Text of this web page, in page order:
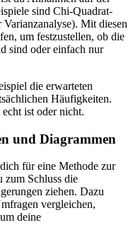
sind Chi-Quadrat-
Mit diesen
um festzustellen, ob die
sind oder einfach nur
die erwarteten
Häufigkeiten.
ist oder nicht.
und Diagrammen
für eine Methode zur
zum Schluss die
ziehen. Dazu
vergleichen,
deine